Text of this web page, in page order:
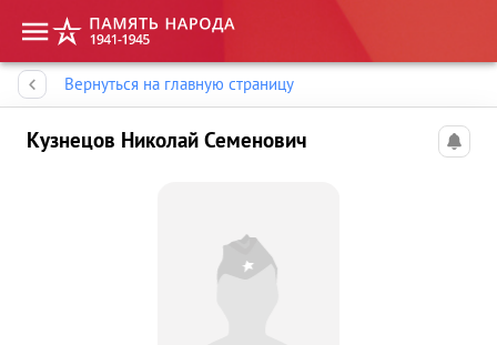
Вернуться на главную страницу
Кузнецов Николай Семенович
Память народа